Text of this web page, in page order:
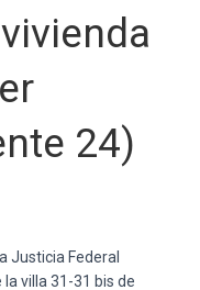
24)
Justicia Federal
villa 31-31 bis de